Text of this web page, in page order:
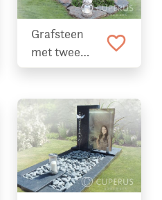
Grafsteen
met twee
blauwe zuilen
tekstplaatje
favorite_border